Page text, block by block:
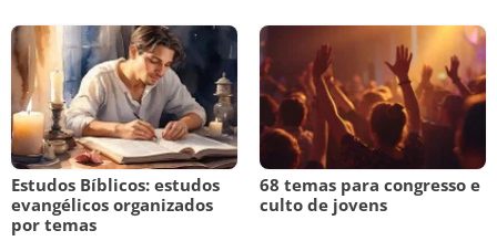
Estudos Bíblicos: estudos
evangélicos organizados
por temas
68 temas para congresso e
culto de jovens